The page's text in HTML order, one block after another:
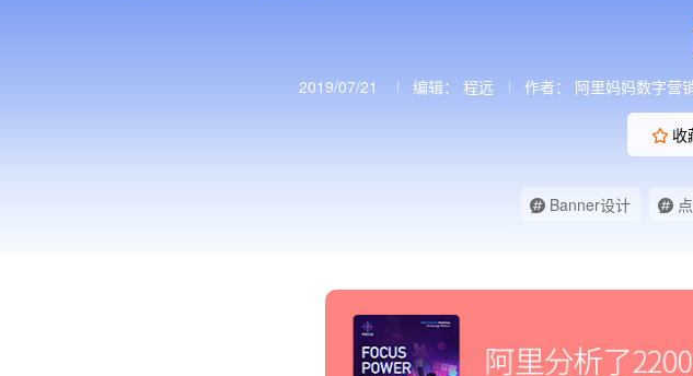
2019/07/21 编辑： 程远 作者： 阿里妈妈数字营
收
Banner设计